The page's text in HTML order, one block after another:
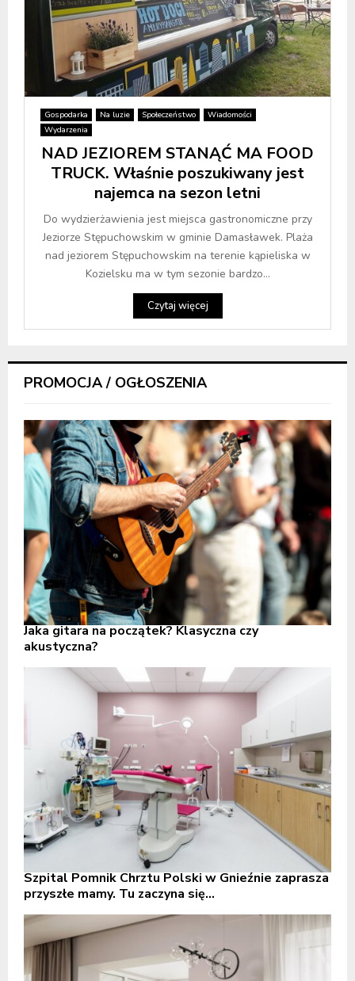
Gospodarka Na luzie Społeczeństwo
Wiadomości
Wydarzenia
NAD JEZIOREM STANĄĆ MA FOOD
TRUCK. Właśnie poszukiwany jest
najemca na sezon letni
Do wydzierżawienia jest miejsca gastronomiczne przy
Jeziorze Stępuchowskim w gminie Damasławek. Plaża
nad jeziorem Stępuchowskim na terenie kąpieliska w
Kozielsku ma w tym sezonie bardzo...
Czytaj więcej
PROMOCJA / OGŁOSZENIA
Jaka gitara na początek? Klasyczna czy
akustyczna?
Szpital Pomnik Chrztu Polski w Gnieźnie zaprasza
przyszłe mamy. Tu zaczyna się...